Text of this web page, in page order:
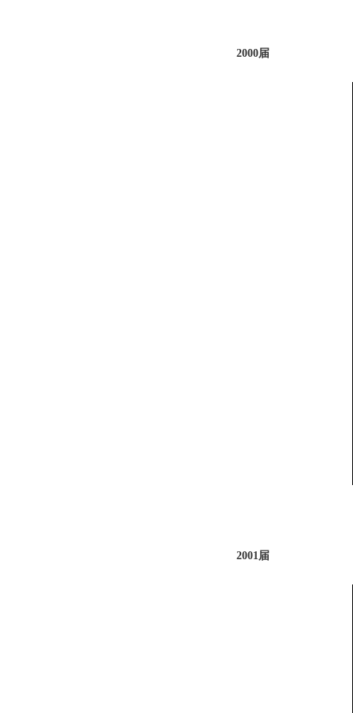
2000届
2001届